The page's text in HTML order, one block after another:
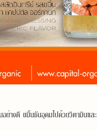
างดี ขมิ้นชันอุดมไปด้วยวิตามินแล